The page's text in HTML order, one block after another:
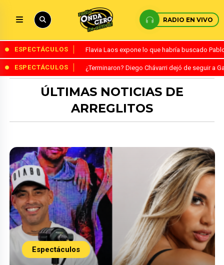
RADIO EN VIVO
ESPECTÁCULOS Flavia Laos expone lo que habría buscado
ESPECTÁCULOS ¿Terminaron? Diego Chávarri dejó de seguir a
ÚLTIMAS NOTICIAS DE
ARREGLITOS
Espectáculos